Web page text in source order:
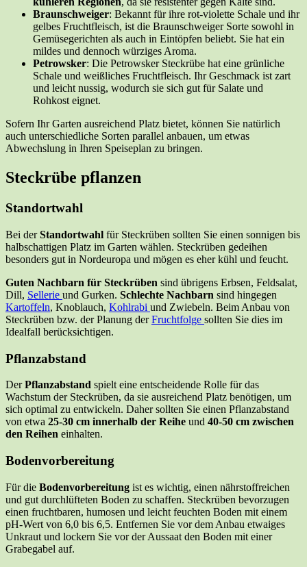
Braunschweiger: Bekannt für ihre rot-violette Schale und ihr
gelbes Fruchtfleisch, ist die Braunschweiger Sorte sowohl in
Gemüsegerichten als auch in Eintöpfen beliebt. Sie hat ein
mildes und dennoch würziges Aroma.
Petrowsker: Die Petrowsker Steckrübe hat eine grünliche
Schale und weißliches Fruchtfleisch. Ihr Geschmack ist zart
und leicht nussig, wodurch sie sich gut für Salate und
Rohkost eignet.
Sofern Ihr Garten ausreichend Platz bietet, können Sie natürlich
auch unterschiedliche Sorten parallel anbauen, um etwas
Abwechslung in Ihren Speiseplan zu bringen.
Steckrübe pflanzen
Standortwahl
Bei derStandortwahl für Steckrüben sollten Sie einen sonnigen bis
halbschattigen Platz im Garten wählen. Steckrüben gedeihen
besonders gut in Nordeuropa und mögen es eher kühl und feucht.
Guten Nachbarn für Steckrüben sind übrigens Erbsen, Feldsalat,
Dill, Sellerie und Gurken. Schlechte Nachbarn sind hingegen
Kartoffeln, Knoblauch, Kohlrabi und Zwiebeln. Beim Anbau von
Steckrüben bzw. der Planung derFruchtfolge sollten Sie dies im
Idealfall berücksichtigen.
Pflanzabstand
DerPflanzabstand spielt eine entscheidende Rolle für das
Wachstum der Steckrüben, da sie ausreichend Platz benötigen, um
sich optimal zu entwickeln. Daher sollten Sie einen Pflanzabstand
von etwa 25-30 cm innerhalb der Reihe und 40-50 cm zwischen
den Reihen einhalten.
Bodenvorbereitung
Für die Bodenvorbereitung ist es wichtig, einen nährstoffreichen
und gut durchlüfteten Boden zu schaffen. Steckrüben bevorzugen
einen fruchtbaren, humosen und leicht feuchten Boden mit einem
pH-Wert von 6,0 bis 6,5. Entfernen Sie vor dem Anbau etwaiges
Unkraut und lockern Sie vor der Aussaat den Boden mit einer
Grabegabel auf.